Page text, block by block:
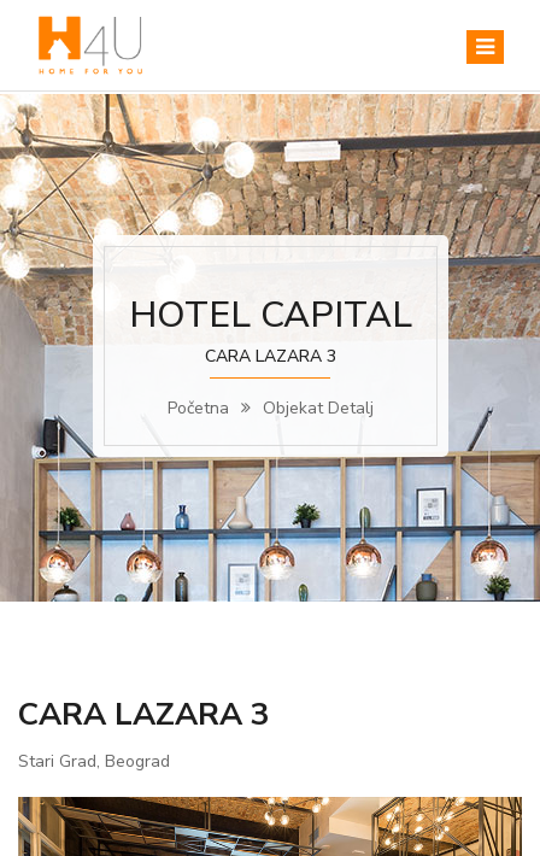
HOTEL CAPITAL
CARA LAZARA 3
Početna Objekat Detalj
CARA LAZARA 3
Stari Grad, Beograd